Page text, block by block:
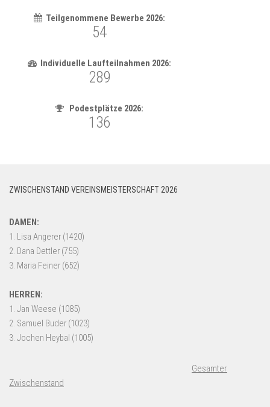
ZWISCHENSTAND VEREINSMEISTERSCHAFT 2026
Gesamter
Zwischenstand